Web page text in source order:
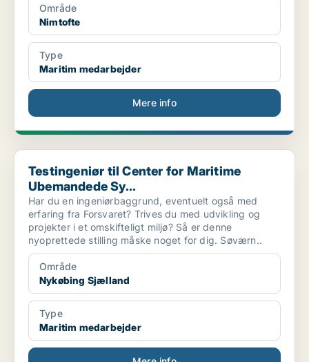
Område
Nimtofte
Type
Maritim medarbejder
Mere info
Testingeniør til Center for Maritime Ubemandede Sy...
Testingeniør til Center for Maritime
Ubemandede Sy...
Har du en ingeniørbaggrund, eventuelt også med
erfaring fra Forsvaret? Trives du med udvikling og
projekter i et omskifteligt miljø? Så er denne
nyoprettede stilling måske noget for dig. Søværn..
Område
Nykøbing Sjælland
Type
Maritim medarbejder